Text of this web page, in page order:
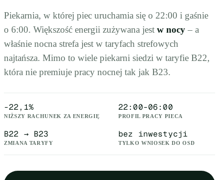
Piekarnia, w której piec uruchamia się o 22:00 i gaśnie
o 6:00. Większość energii zużywana jest w nocy – a
właśnie nocna strefa jest w taryfach strefowych
najtańsza. Mimo to wiele piekarni siedzi w taryfie B22,
która nie premiuje pracy nocnej tak jak B23.
-22,1%
NIŻSZY RACHUNEK ZA ENERGIĘ
22:00-06:00
PROFIL PRACY PIECA
B22 → B23
ZMIANA TARYFY
bez inwestycji
TYLKO WNIOSEK DO OSD